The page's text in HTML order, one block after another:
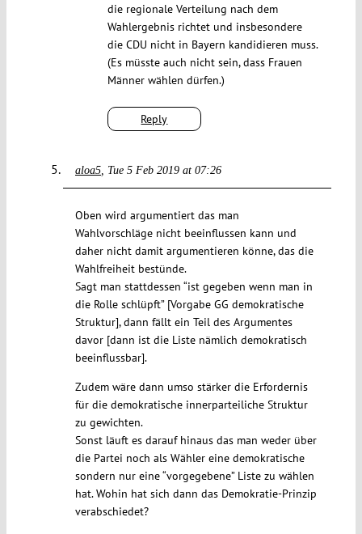
Reply
die regionale Verteilung nach dem
Wahlergebnis richtet und insbesondere
die CDU nicht in Bayern kandidieren muss.
(Es müsste auch nicht sein, dass Frauen
Männer wählen dürfen.)
aloa5 Tue 5 Feb 2019 at 07:26
Oben wird argumentiert das man
Wahlvorschläge nicht beeinflussen kann und
daher nicht damit argumentieren könne, das die
Wahlfreiheit bestünde.
Sagt man stattdessen “ist gegeben wenn man in
die Rolle schlüpft” [Vorgabe GG demokratische
Struktur], dann fällt ein Teil des Argumentes
davor [dann ist die Liste nämlich demokratisch
beeinflussbar].
Zudem wäre dann umso stärker die Erfordernis
für die demokratische innerparteiliche Struktur
zu gewichten.
Sonst läuft es darauf hinaus das man weder über
die Partei noch als Wähler eine demokratische
sondern nur eine “vorgegebene” Liste zu wählen
hat. Wohin hat sich dann das Demokratie-Prinzip
verabschiedet?